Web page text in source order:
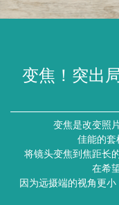
变焦！突出
变焦是改变照
佳能的套
将镜头变焦到焦距长
在希
因为远摄端的视角更